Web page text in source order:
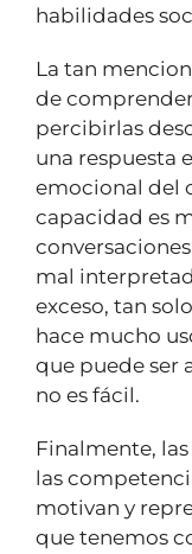
habilidades
La tan
de
percibirlas
una respuesta
emocional del
capacidad es
mal
exceso, tan
hace mucho
que puede ser
no es fácil.
Finalmente,
las
motivan y
que tenemos